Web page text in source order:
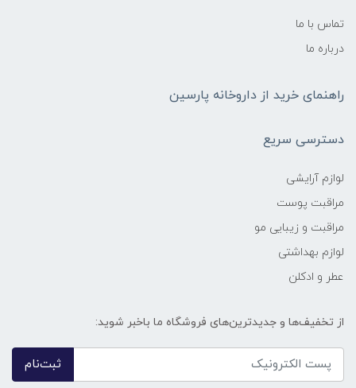
تماس با ما
درباره ما
راهنمای خرید از داروخانه پارسین
دسترسی سریع
لوازم آرایشی
مراقبت پوست
مراقبت و زیبایی مو
لوازم بهداشتی
عطر و ادکلن
از تخفیف‌ها و جدیدترین‌های فروشگاه ما باخبر شوید:
ثبت‌نام